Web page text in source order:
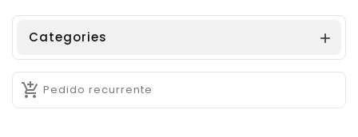
Categories 
 Pedido recurrente